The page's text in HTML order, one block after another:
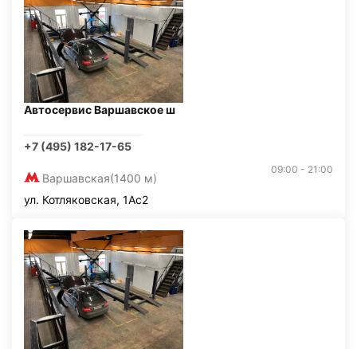
Автосервис Варшавское ш
+7 (495) 182-17-65
Варшавская(1400 м)
09:00 - 21:00
ул. Котляковская, 1Ас2